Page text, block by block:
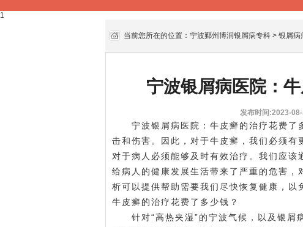
1
当前您所在的位置： 宁波鄞州博润银屑病专科 > 银屑病
宁波银屑病医院：
发布时间:2023-
宁波银屑病医院 ：牛皮癣的治疗花费
击和伤害。因此，对于牛皮癣，我们必须有
对于病人必须能够及时有效治疗。我们应
给病人的健康发展生活带来了严重的危害
析可以提供帮助需要我们尽快恢复健康，以
牛皮癣的治疗花费了多少钱？
针对“高热夹湿”的宁波气候，以及银屑